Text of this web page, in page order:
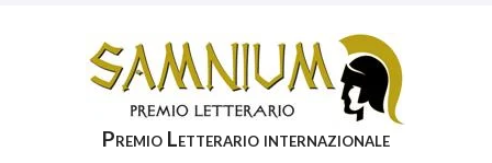
Premio Letterario internazionale